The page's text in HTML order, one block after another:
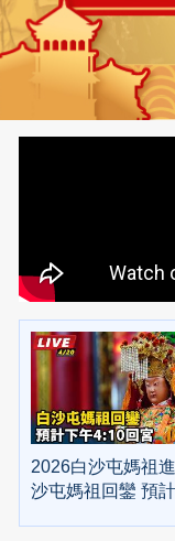
2026白沙屯媽祖
沙屯媽祖回鑾 預計下午